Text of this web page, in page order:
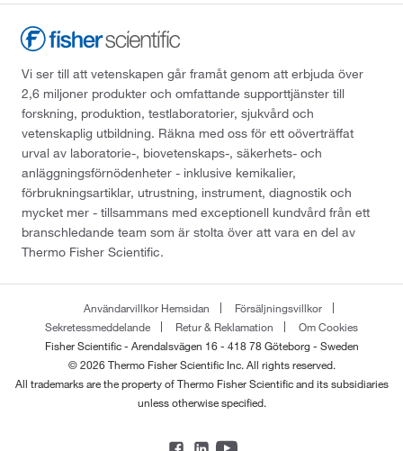
Vi ser till att vetenskapen går framåt genom att erbjuda över
2,6 miljoner produkter och omfattande supporttjänster till
forskning, produktion, testlaboratorier, sjukvård och
vetenskaplig utbildning. Räkna med oss för ett oöverträffat
urval av laboratorie-, biovetenskaps-, säkerhets- och
anläggningsförnödenheter - inklusive kemikalier,
förbrukningsartiklar, utrustning, instrument, diagnostik och
mycket mer - tillsammans med exceptionell kundvård från ett
branschledande team som är stolta över att vara en del av
Thermo Fisher Scientific.
Användarvillkor Hemsidan
Försäljningsvillkor
Sekretessmeddelande
Retur & Reklamation
Om Cookies
Fisher Scientific - Arendalsvägen 16 - 418 78 Göteborg - Sweden
© 2026 Thermo Fisher Scientific Inc. All rights reserved.
All trademarks are the property of Thermo Fisher Scientific and its subsidiaries
unless otherwise specified.